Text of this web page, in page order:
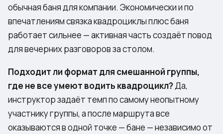
обычная баня для компании. Экономически и по
впечатлениям связка квадроциклы плюс баня
работает сильнее — активная часть создаёт повод
для вечерних разговоров за столом.
Подходит ли формат для смешанной группы,
где не все умеют водить квадроцикл?Да,
инструктор задаёт темп по самому неопытному
участнику группы, а после маршрута все
оказываются в одной точке — бане — независимо от